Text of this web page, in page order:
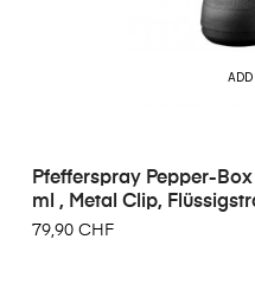
ADD
Pfefferspray Pepper-
ml , Metal Clip,
79,90 CHF